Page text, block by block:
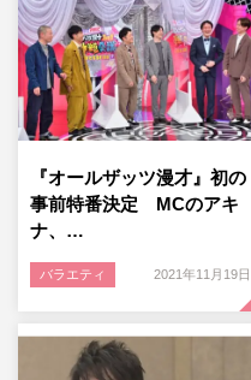
『オールザッツ漫才』初の
事前特番決定 MCのアキ
ナ、…
バラエティ 2021年11月19日